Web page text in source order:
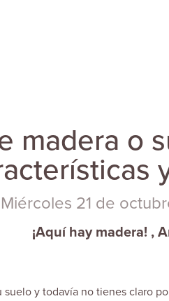
madera o
Miércoles 21 de
¡Aquí hay madera! ,
y todavía no tienes claro